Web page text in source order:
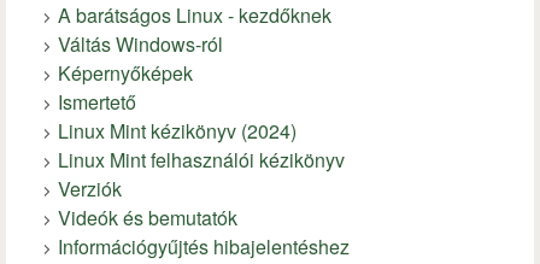
A barátságos Linux - kezdőknek
Váltás Windows-ról
Képernyőképek
Ismertető
Linux Mint kézikönyv (2024)
Linux Mint felhasználói kézikönyv
Verziók
Videók és bemutatók
Információgyűjtés hibajelentéshez